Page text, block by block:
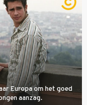
Europa om het goed
aanzag.